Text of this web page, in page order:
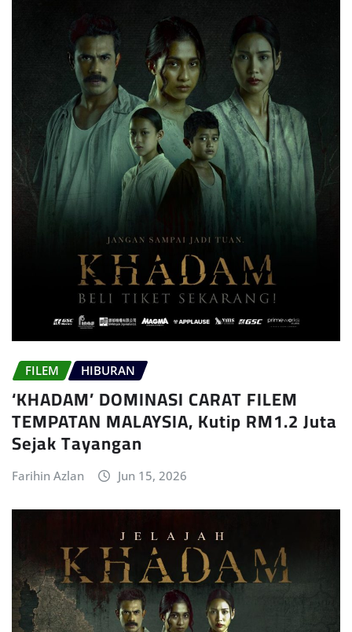
FILEM HIBURAN
‘KHADAM’ DOMINASI CARAT FILEM
TEMPATAN MALAYSIA, Kutip RM1.2 Juta
Sejak Tayangan
Farihin Azlan Jun 15, 2026